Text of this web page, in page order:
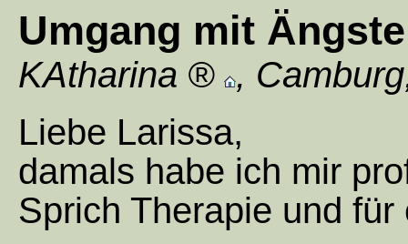
Umgang mit
KAtharina , Camburg
Liebe Larissa,
damals habe ich mir
Sprich Therapie und